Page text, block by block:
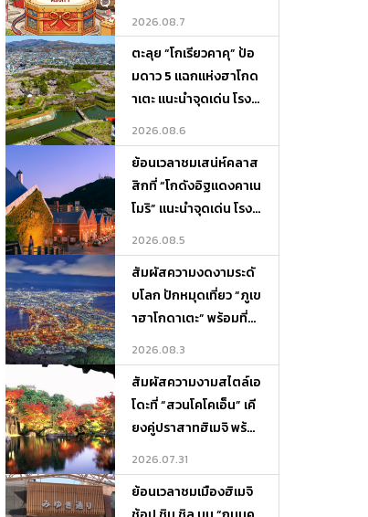
2026.08.7
ตะลุย “โกเรียวคาคุ” ป้อ
มดาว 5 แฉกแห่งฮาโกด
าเตะ แนะนำจุดเด่น โรงแ
ศ
2026.08.6
ย้อนเวลาชมเสน่ห์คลาส
สิกที่ “โกดังอิฐแดงคาเน
โมริ” แนะนำจุดเด่น โรงแ
ลได้ทั้งวัน!
2026.08.5
สัมผัสความงดงามระดั
บโลก ปักหมุดเที่ยว “ภูเข
าฮาโกดาเตะ” พร้อมที่พั
ด!
2026.08.3
สัมผัสความงามสไตล์เอ
โดะที่ “สวนโคโคเอ็น” เคี
ยงคู่ปราสาทฮิเมจิ พร้อ
รบจบในที่เดียว
2026.07.31
ย้อนเวลาชมเมืองฮิเมจิ